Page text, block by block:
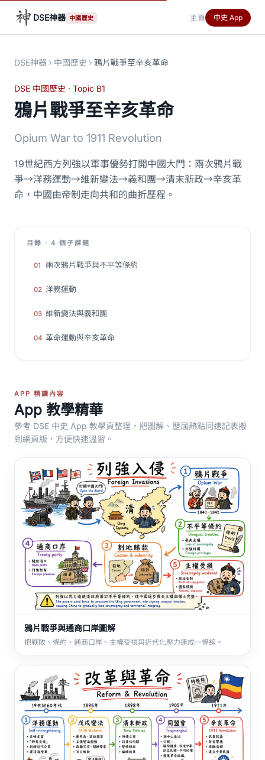
DSE神器 中國歷史 主頁 中史 App
DSE神器 中國歷史 鴉片戰爭至辛亥革命
DSE 中國歷史 · Topic B1
鴉片戰爭至辛亥革命
Opium War to 1911 Revolution
19世紀西方列強以軍事優勢打開中國大門：兩次鴉片戰
爭→洋務運動→維新變法→義和團→清末新政→辛亥革
命，中國由帝制走向共和的曲折歷程。
目錄 · 4 個子課題
01 兩次鴉片戰爭與不平等條約
02 洋務運動
03 維新變法與義和團
04 革命運動與辛亥革命
APP 精讀內容
App 教學精華
參考 DSE 中史 App 教學頁整理，把圖解、歷屆熱點同速記表搬
到網頁版，方便快速溫習。
鴉片戰爭與通商口岸圖解
把戰敗、條約、通商口岸、主權受損與近代化壓力連成一條線。